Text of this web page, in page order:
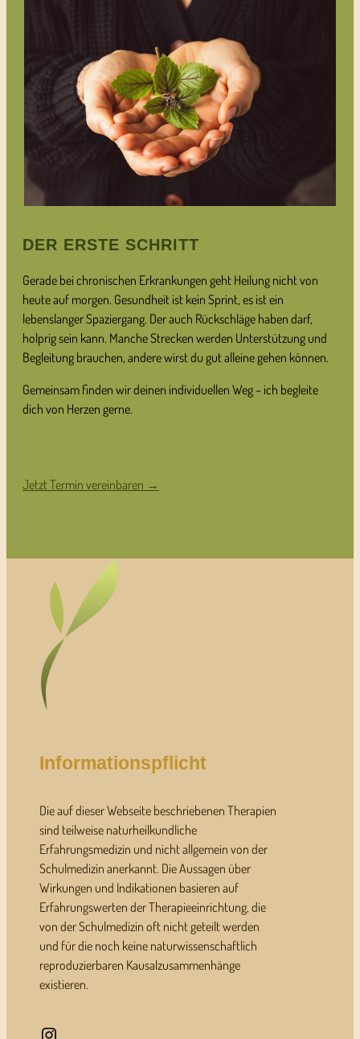
DER ERSTE SCHRITT
Gerade bei chronischen Erkrankungen geht Heilung nicht von
heute auf morgen. Gesundheit ist kein Sprint, es ist ein
lebenslanger Spaziergang. Der auch Rückschläge haben darf,
holprig sein kann. Manche Strecken werden Unterstützung und
Begleitung brauchen, andere wirst du gut alleine gehen können.
Gemeinsam finden wir deinen individuellen Weg – ich begleite
dich von Herzen gerne.
Jetzt Termin vereinbaren →
Informationspflicht
Die auf dieser Webseite beschriebenen Therapien
sind teilweise naturheilkundliche
Erfahrungsmedizin und nicht allgemein von der
Schulmedizin anerkannt. Die Aussagen über
Wirkungen und Indikationen basieren auf
Erfahrungswerten der Therapieeinrichtung, die
von der Schulmedizin oft nicht geteilt werden
und für die noch keine naturwissenschaftlich
reproduzierbaren Kausalzusammenhänge
existieren.
Instagram